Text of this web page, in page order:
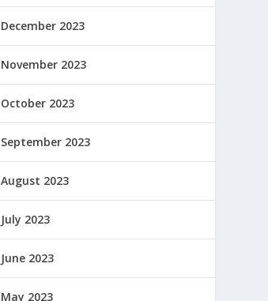
December 2023
November 2023
October 2023
September 2023
August 2023
July 2023
June 2023
May 2023